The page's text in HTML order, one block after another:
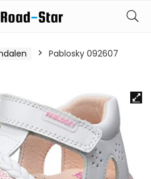
Pablosky 092607